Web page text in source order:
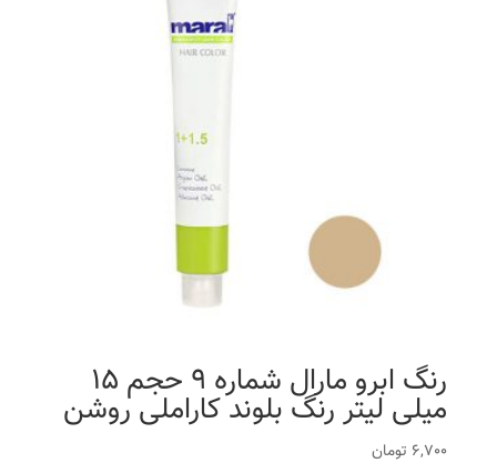
رنگ ابرو مارال شماره 9 حجم 15
میلی لیتر رنگ بلوند کاراملی روشن
6,700 تومان